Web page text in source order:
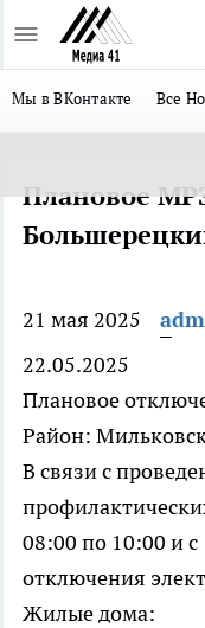
Мы в ВКонтакте Все
Плановое
21 мая 2025
22.05.2025
Плановое
Район:
В связи с
08:00 по 10:00 и
отключения
Жилые дома: